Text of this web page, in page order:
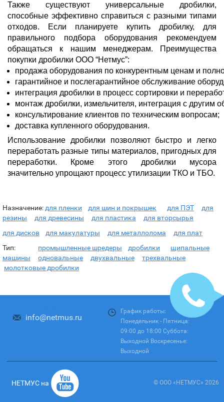
Также существуют универсальные дробилки,
способные эффективно справиться с разными типами
отходов. Если планируете купить дробилку, для
правильного подбора оборудования рекомендуем
обращаться к нашим менеджерам. Преимущества
покупки дробилки ООО “Нетмус”:
продажа оборудования по конкурентным ценам и
гарантийное и послегарантийное обслуживание
интеграция дробилки в процесс сортировки и
монтаж дробилки, измельчителя, интеграция с другим
консультирование клиентов по техническим вопросам;
доставка купленного оборудования.
Использование дробилки позволяют быстро и легко
переработать разные типы материалов, пригодных для
переработки. Кроме этого дробилки мусора
значительно упрощают процесс утилизации ТКО и ТБО.
Назначение: для пленки для шин и покрышек для ПЭТ
для
резины
для древесины для пластика
для вторсырья
для дисков
для макулатуры для металлолома
для плат
Тип: промышленные шредеры дробилки
щипальные
машины
одновальные двухвальные
трехвальные
молотковые дробилки
info@netmus.ru
График работы:
Понедельник - Пятница:
09:00 до 18:00 Суббота:
Выходной Воскресенье:
Выходной
НЕТМУС на © ООО «НЕТМУС» 2026